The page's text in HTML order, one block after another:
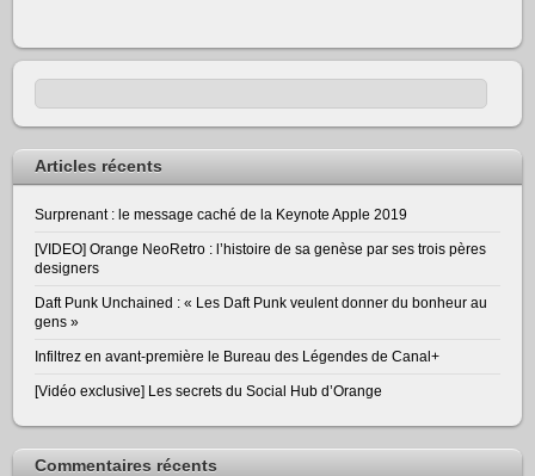
Articles récents
Surprenant : le message caché de la Keynote Apple 2019
[VIDEO] Orange NeoRetro : l’histoire de sa genèse par ses trois pères
designers
Daft Punk Unchained : « Les Daft Punk veulent donner du bonheur au
gens »
Infiltrez en avant-première le Bureau des Légendes de Canal+
[Vidéo exclusive] Les secrets du Social Hub d’Orange
Commentaires récents